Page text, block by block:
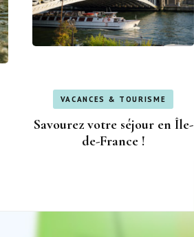
VACANCES & TOURISME
Savourez votre séjour en Île-
de-France !